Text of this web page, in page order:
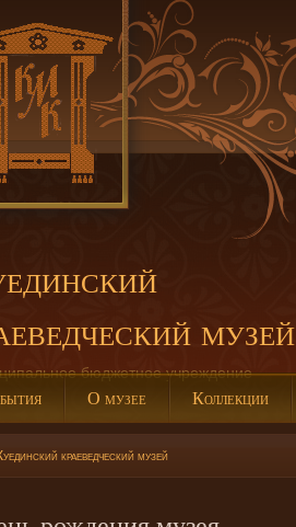
музей
бюджетное учреждение
О музее Коллекции
краеведческий музей